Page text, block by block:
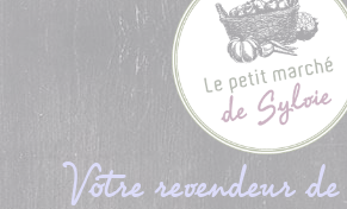
Votre revendeur